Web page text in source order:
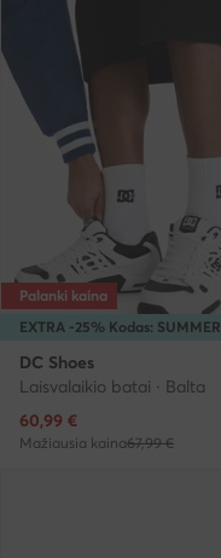
EXTRA -25% Kodas: SUMMER
Palanki kaina
DC Shoes
Laisvalaikio batai · Balta
Dabartinė kaina
60,99 €
Mažiausia kaina67,99 €